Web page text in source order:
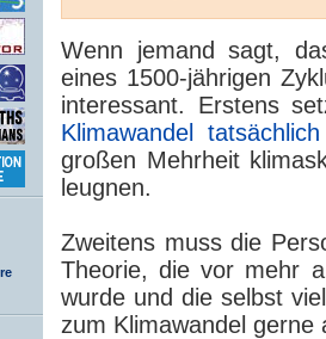
Wenn jemand sagt,
eines 1500-jährigen
interessant. Erstens
Klimawandel
großen Mehrheit
leugnen.
Zweitens muss die
Theorie, die vor mehr
wurde und die selbst
zum Klimawandel gerne